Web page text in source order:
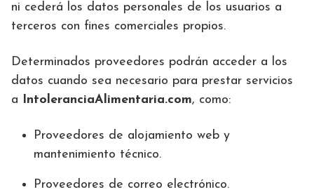
ni cederá los datos personales de los usuarios a
terceros con fines comerciales propios.
Determinados proveedores podrán acceder a los
datos cuando sea necesario para prestar servicios
a IntoleranciaAlimentaria.com, como:
Proveedores de alojamiento web y
mantenimiento técnico.
Proveedores de correo electrónico.